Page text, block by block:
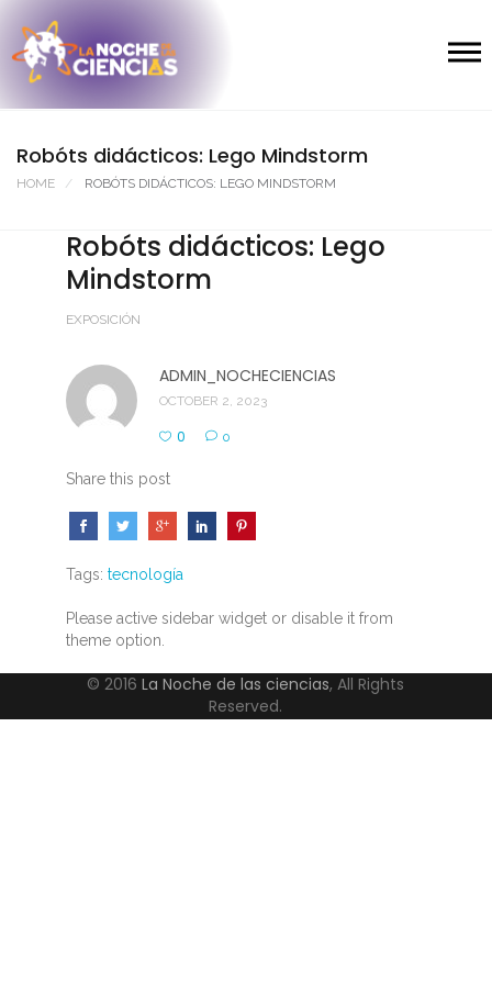
Robóts didácticos: Lego Mindstorm
HOME ROBÓTS DIDÁCTICOS: LEGO MINDSTORM
Robóts didácticos: Lego
Mindstorm
EXPOSICIÓN
ADMIN_NOCHECIENCIAS
OCTOBER 2, 2023
0 0
Share this post
Tags: tecnología
Please active sidebar widget or disable it from
theme option.
© 2016La Noche de las ciencias, All Rights
Reserved.